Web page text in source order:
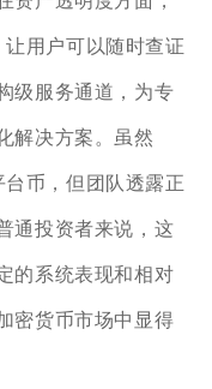
用户可以随时查证
级服务通道，为专
解决方案。虽然
币，但团队透露正
通投资者来说，这
的系统表现和相对
密货币市场中显得